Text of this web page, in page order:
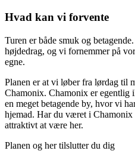
Hvad kan vi forvente
Turen er både smuk og
højdedrag, og vi fornemmer på
egne.
Planen er at vi løber fra lørdag til
Chamonix. Chamonix er egentlig
en meget betagende by, hvor vi
hjemad. Har du været i Chamonix
attraktivt at være her.
Planen og her tilslutter du dig